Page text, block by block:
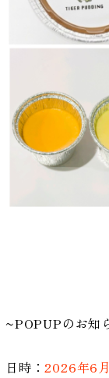
~POPUPのお知
日時：2026年6